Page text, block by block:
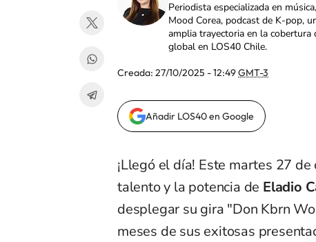
Periodista especializada en
Mood Corea, podcast de K-pop,
amplia trayectoria en la
global en LOS40 Chile.
Creada: 27/10/2025 - 12:49GMT-3
Añadir LOS40 en Google
¡Llegó el día! Este martes 27
talento y la potencia de Eladio
desplegar su gira "Don Kbrn
meses de sus exitosas